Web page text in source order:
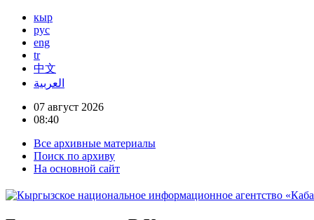
кыр
рус
eng
tr
中文
العربية
07 август 2026
08:40
Все архивные материалы
Поиск по архиву
На основной сайт